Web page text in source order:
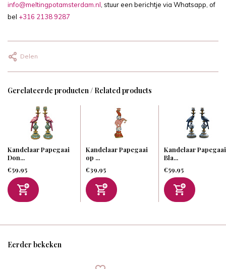
info@meltingpotamsterdam.nl, stuur een berichtje via Whatsapp, of
bel +316 2138 9287
Delen
Gerelateerde producten / Related products
Kandelaar Papegaai
Don...
€59,95
Kandelaar Papegaai
op ...
€39,95
Kandelaar Papegaai
Bla...
€59,95
Eerder bekeken